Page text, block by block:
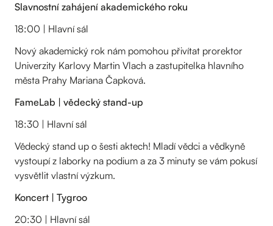
Slavnostní zahájení akademického roku
18:00 | Hlavní sál
Nový akademický rok nám pomohou přivítat prorektor
Univerzity Karlovy Martin Vlach a zastupitelka hlavního
města Prahy Mariana Čapková.
FameLab | vědecký stand-up
18:30 | Hlavní sál
Vědecký stand up o šesti aktech! Mladí vědci a vědkyně
vystoupí z laborky na podium a za 3 minuty se vám pokusí
vysvětlit vlastní výzkum.
Koncert | Tygroo
20:30 | Hlavní sál